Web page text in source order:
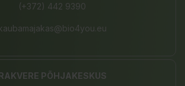
(+372) 442 9390
PÕHJAKESKUS